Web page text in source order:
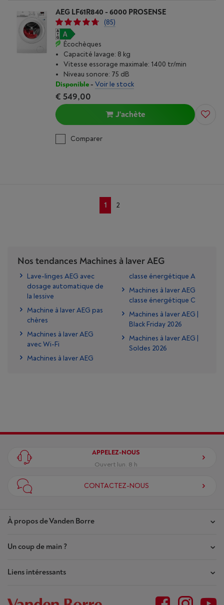
AEG LF61R840 - 6000 PROSENSE
(85)
Écochèques
Capacité lavage: 8 kg
Vitesse essorage maximale: 1400 tr/min
Niveau sonore: 75 dB
Disponible- Voir le stock
€ 549,00
J'achète
Comparer
1 2
Nos tendances Machines à laver AEG
Lave-linges AEG avec
dosage automatique de
la lessive
Machine à laver AEG pas
chères
Machines à laver AEG
avec Wi-Fi
Machines à laver AEG
classe énergétique A
Machines à laver AEG
classe énergétique C
Machines à laver AEG |
Black Friday 2026
Machines à laver AEG |
Soldes 2026
À propos de Vanden Borre
Nos magasins
Contrat de Confiance
Un coup de main ?
Mes commandes
Liens intéressants
Outlet
APPELEZ-NOUS
Ouvert lun. 8 h
CONTACTEZ-NOUS